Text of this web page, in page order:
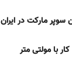
سوپر مارکت در ایران
با مولتی متر